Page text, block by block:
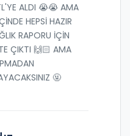
ALDI 😭😭 AMA
HEPSİ HAZIR
RAPORU İÇİN
ÇIKTI 🙌🏻 AMA
🤬